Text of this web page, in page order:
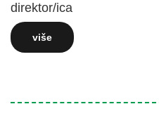
direktor/ica
više